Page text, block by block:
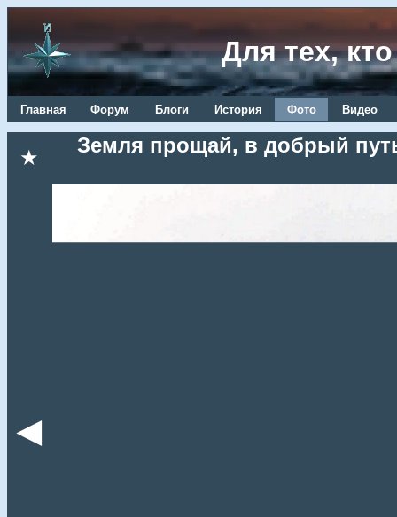
Для тех,
Главная Форум Блоги История Фото Видео
★
Земля прощай, в добрый
◄